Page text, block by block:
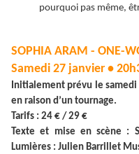
pourquoi pas même,
SOPHIA ARAM - ONE-
Samedi 27 janvier •
Initialement prévu le
en raison d’un tournage.
Tarifs : 24 € / 29 €
Texte et mise en scène :
Lumières : Julien Barrillet